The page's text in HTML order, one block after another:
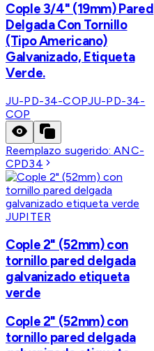
Cople 3/4" (19mm) Pared
Delgada Con Tornillo
(Tipo Americano)
Galvanizado, Etiqueta
Verde.
JU-PD-34-COPJU-PD-34-
COP
Reemplazo sugerido:ANC-
CPD34
JUPITER
Cople 2" (52mm) con
tornillo pared delgada
galvanizado etiqueta
verde
Cople 2" (52mm) con
tornillo pared delgada